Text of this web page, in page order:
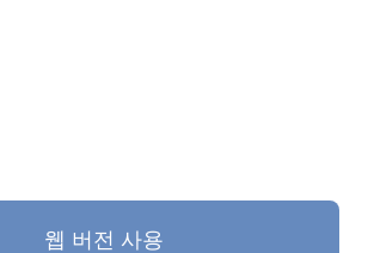
웹 버전 사용